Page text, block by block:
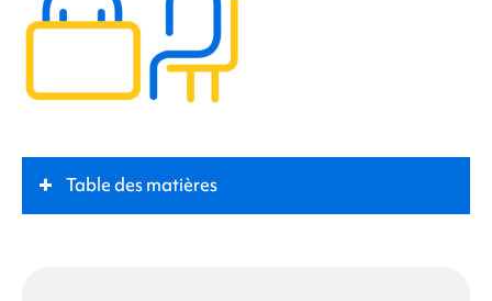
Table des matières